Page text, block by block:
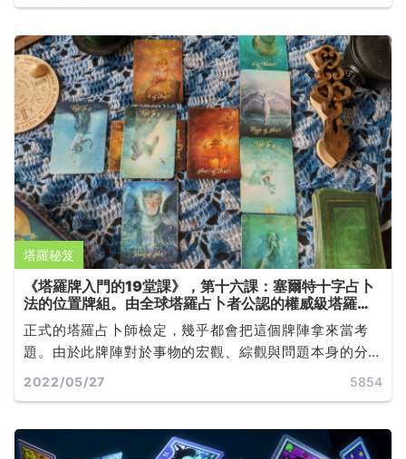
塔羅秘笈
《塔羅牌入門的19堂課》，第十六課：塞爾特十字占卜
法的位置牌組。由全球塔羅占卜者公認的權威級塔羅師
Joan Bunning 所撰寫
正式的塔羅占卜師檢定，幾乎都會把這個牌陣拿來當考
題。由於此牌陣對於事物的宏觀、綜觀與問題本身的分
析，都有相當詳細的說明，因此也造成它的經典地位...
2022/05/27 5854